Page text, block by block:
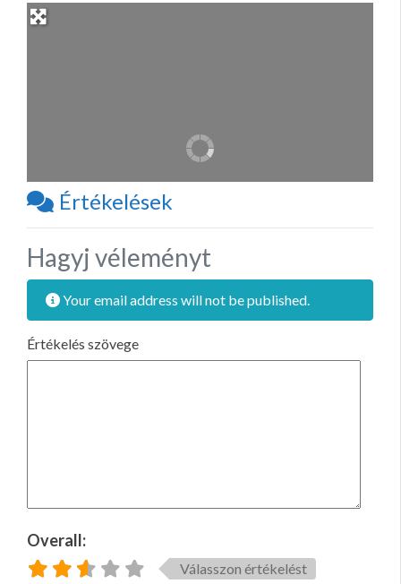
Értékelések
Hagyj véleményt
Your email address will not be published.
Értékelés szövege
Overall:
Válasszon értékelést